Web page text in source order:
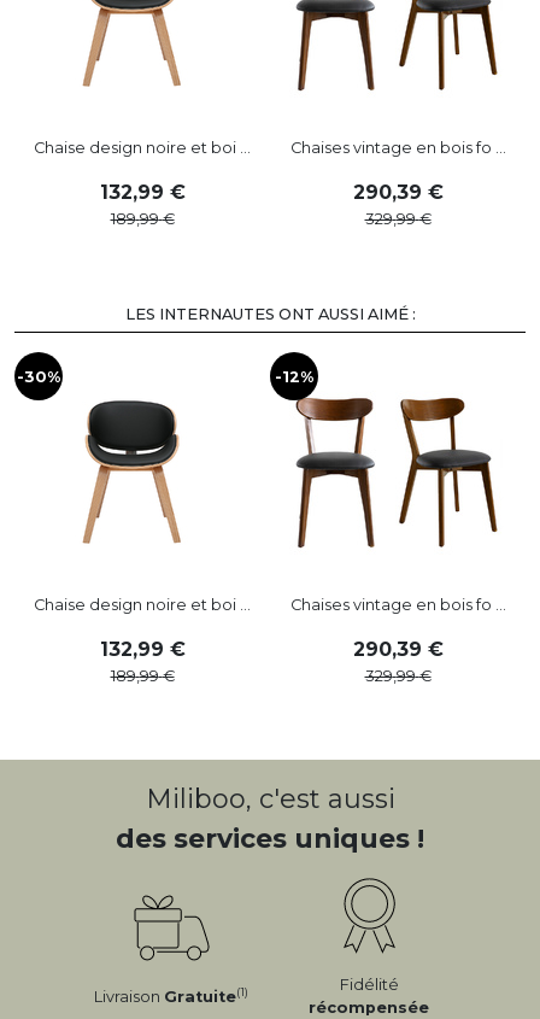
Chaise design noire et boi ...
132,99
189,99
Chaises vintage en bois fo ...
290,39
329,99
LES INTERNAUTES ONT AUSSI AIMÉ :
-30%
Chaise design noire et boi ...
132,99
189,99
-12%
Chaises vintage en bois fo ...
290,39
329,99
Miliboo, c'est aussi
des services uniques !
Livraison Gratuite(1)
Fidélité
récompensée